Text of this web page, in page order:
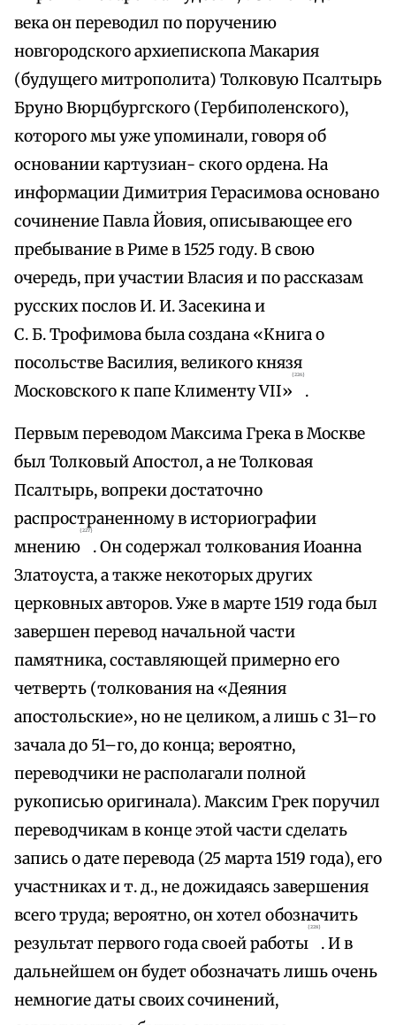
века он переводил по поручению
новгородского архиепископа Макария
(будущего митрополита) Толковую Псалтырь
Бруно Вюрцбургского (Гербиполенского),
которого мы уже упоминали, говоря об
основании картузиан- ского ордена. На
информации Димитрия Герасимова основано
сочинение Павла Йовия, описывающее его
пребывание в Риме в 1525 году. В свою
очередь, при участии Власия и по рассказам
русских послов И. И. Засекина и
С. Б. Трофимова была создана «Книга о
посольстве Василия, великого князя
Московского к папе Клименту VII»
{226}
.
Первым переводом Максима Грека в Москве
был Толковый Апостол, а не Толковая
Псалтырь, вопреки достаточно
распространенному в историографии
мнению
{227}
. Он содержал толкования Иоанна
Златоуста, а также некоторых других
церковных авторов. Уже в марте 1519 года был
завершен перевод начальной части
памятника, составляющей примерно его
четверть (толкования на «Деяния
апостольские», но не целиком, а лишь с 31–го
зачала до 51–го, до конца; вероятно,
переводчики не располагали полной
рукописью оригинала). Максим Грек поручил
переводчикам в конце этой части сделать
запись о дате перевода (25 марта 1519 года), его
участниках и т. д., не дожидаясь завершения
всего труда; вероятно, он хотел обозначить
результат первого года своей работы
{228}
. И в
дальнейшем он будет обозначать лишь очень
немногие даты своих сочинений,